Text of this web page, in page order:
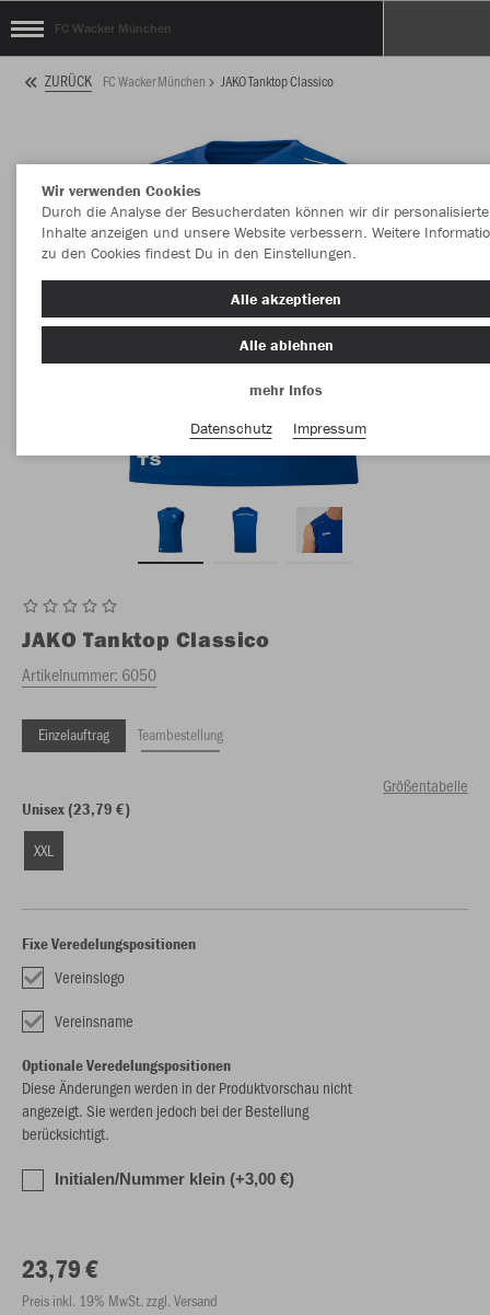
FC Wacker München
ZURÜCK FC Wacker München JAKO Tanktop Classico
JAKO Tanktop Classico
Artikelnummer: 6050
Einzelauftrag Teambestellung
Größentabelle
Unisex (23,79 €)
XXL
Fixe Veredelungspositionen
Vereinslogo
Vereinsname
Optionale Veredelungspositionen
Diese Änderungen werden in der Produktvorschau nicht
angezeigt. Sie werden jedoch bei der Bestellung
berücksichtigt.
Initialen/Nummer klein (+3,00 €)
23,79 €
Preis inkl. 19% MwSt. zzgl. Versand
Wir verwenden Cookies
Durch die Analyse der Besucherdaten können wir dir personalisierte
Inhalte anzeigen und unsere Website verbessern. Weitere
zu den Cookies findest Du in den Einstellungen.
Alle akzeptieren
Alle ablehnen
mehr Infos
Datenschutz
Impressum